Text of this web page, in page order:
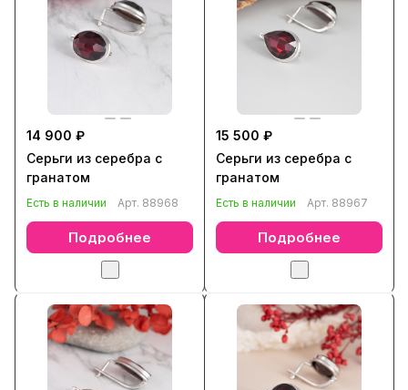
14 900 ₽
Серьги из серебра с
гранатом
Есть в наличии Арт. 88968
Подробнее
15 500 ₽
Серьги из серебра с
гранатом
Есть в наличии Арт. 88967
Подробнее